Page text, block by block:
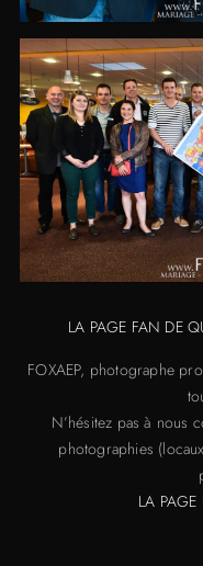
LA PAGE FAN DE
FOXAEP, photographe
N’hésitez pas à nous
photographies
LA